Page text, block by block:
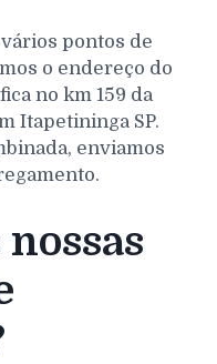
pontos de
o endereço do
no km 159 da
Itapetininga SP.
enviamos
nossas